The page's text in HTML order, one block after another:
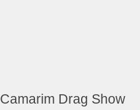
Camarim Drag Show